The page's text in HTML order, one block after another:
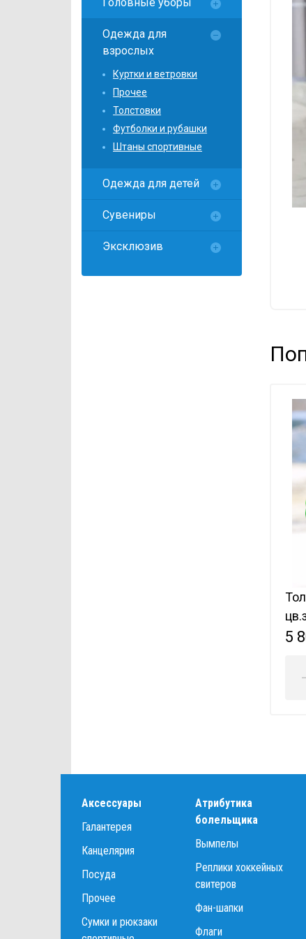
Локомотив
Северсталь
Шанхайские Драконы
Одежда для
взрослых
Куртки и ветровки
Прочее
Толстовки
Футболки и рубашки
Штаны спортивные
Одежда для детей
Сувениры
Эксклюзив
5
Аксессуары
Галантерея
Канцелярия
Посуда
Прочее
Сумки и рюкзаки
Атрибутика
болельщика
Вымпелы
Реплики хоккейных
свитеров
Фан-шапки
Флаги